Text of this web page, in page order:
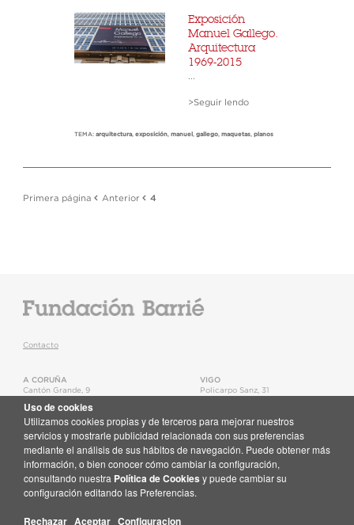
Exposición
Manuel Gallego.
Arquitectura
1969-2015
>Seguir lendo
TEMA: arquitectura, exposición, manuel , gallego, maquetas, planos
Primera página Anterior 4
Contacto
A CORUÑA
Cantón Grande, 9
T.+34 981 22 15 25
Mapa
VIGO
Policarpo Sanz, 31
Mapa
Recibe no teu correo toda a actualidade da Fundación Barrié
Suscríbete aquí
© Fundación Barrié
Uso de cookies
Utilizamos cookies propias y de terceros para mejorar nuestros
servicios y mostrarle publicidad relacionada con sus preferencias
mediante el análisis de sus hábitos de navegación. Puede obtener más
información, o bien conocer cómo cambiar la configuración,
consultando nuestra Política de Cookies y puede cambiar su
configuración editando las Preferencias.
Rechazar Aceptar Configuracion